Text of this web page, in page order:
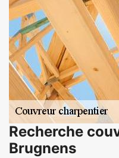
Recherche
Brugnens